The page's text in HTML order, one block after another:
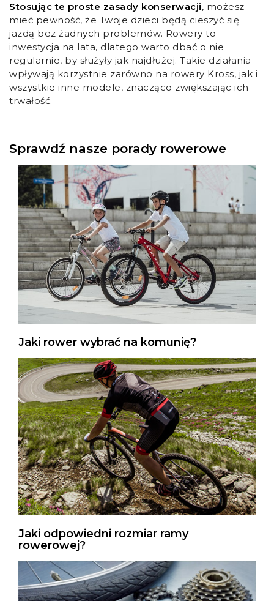
Stosując te proste zasady konserwacji, możesz
mieć pewność, że Twoje dzieci będą cieszyć się
jazdą bez żadnych problemów. Rowery to
inwestycja na lata, dlatego warto dbać o nie
regularnie, by służyły jak najdłużej. Takie działania
wpływają korzystnie zarówno na rowery Kross, jak i
wszystkie inne modele, znacząco zwiększając ich
trwałość.
Sprawdź nasze porady rowerowe
Jaki rower wybrać na komunię?
Jaki odpowiedni rozmiar ramy
rowerowej?